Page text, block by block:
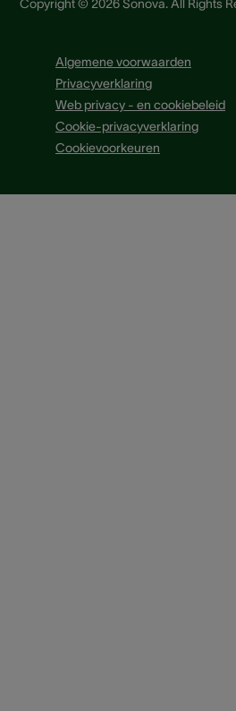
Copyright © 2026 Sonova. All Rights
Algemene voorwaarden
Privacyverklaring
Web privacy - en cookiebeleid
Cookie-privacyverklaring
Cookievoorkeuren